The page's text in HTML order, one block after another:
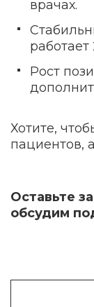
врачах.
работает
Рост
Хотите,
пациентов,
Оставьте
обсудим